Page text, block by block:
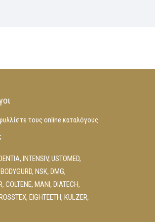
τους online καταλόγους
, INTENSIV, USTOMED,
, NSK, DMG,
, COLTENE, MANI, DIATECH,
, EIGHTEETH, KULZER,